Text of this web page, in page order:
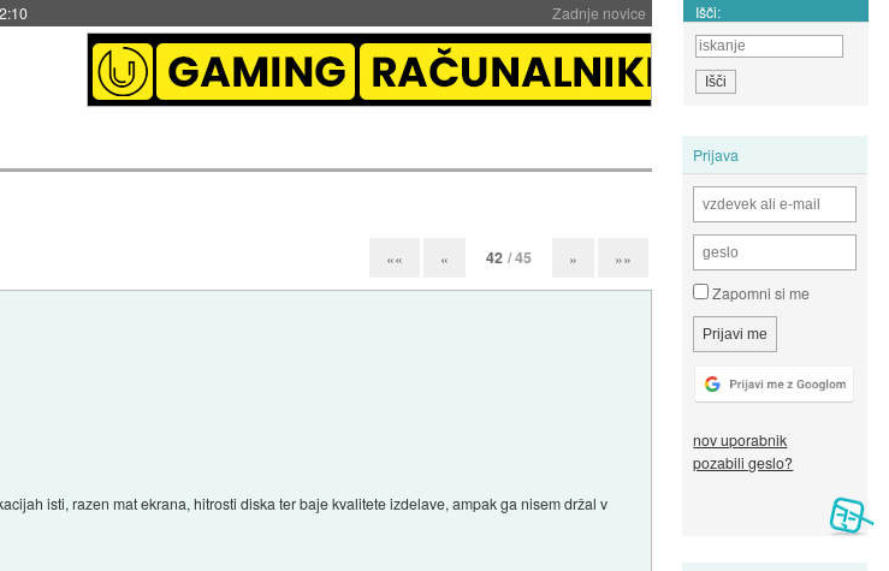
Zadnje novice Išči:
Prijava
Zapomni si me
nov uporabnik
pozabili geslo?
«« « 42 / 45 » »»
isti, razen mat ekrana, hitrosti diska ter baje kvalitete izdelave, ampak ga nisem držal v